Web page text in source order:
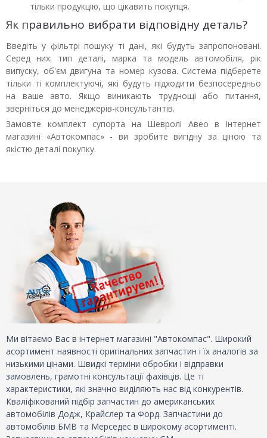
тільки продукцію, що цікавить покупця.
Як правильно вибрати відповідну деталь?
Введіть у фільтрі пошуку ті дані, які будуть запропоновані.
Серед них: тип деталі, марка та модель автомобіля, рік
випуску, об'єм двигуна та номер кузова. Система підберете
тільки ті комплектуючі, які будуть підходити безпосередньо
на ваше авто. Якщо виникають труднощі або питання,
зверніться до менеджерів-консультантів.
Замовте комплект супорта на Шевролі Авео в інтернет
магазині «Автокомпас» - ви зробите вигідну за ціною та
якістю деталі покупку.
Ми вітаємо Вас в інтернет магазині "Автокомпас". Широкий
асортимент наявності оригінальних запчастин і їх аналогів за
низькими цінами. Швидкі терміни обробки і відправки
замовлень, грамотні консультації фахівців. Це ті
характеристики, які значно виділяють нас від конкурентів.
Кваліфікований підбір запчастин до американських
автомобілів Додж, Крайслер та Форд. Запчастини до
автомобілів БМВ та Мерседес в широкому асортименті.